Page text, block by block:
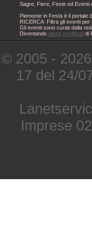
Sagre, Fiere, Feste ed Eventi
Piemonte in Festa è il portale
RICERCA: Filtra gli eventi
Gli eventi sono curati dalla
Diventando utenti certificati di
© 2005 -
17 del 24/
Imprese